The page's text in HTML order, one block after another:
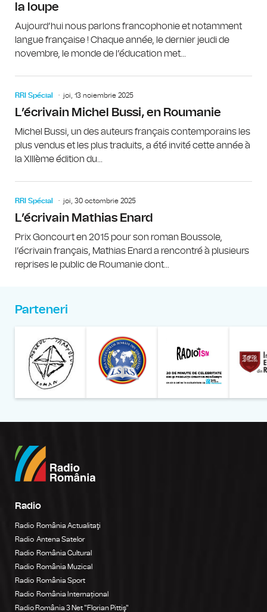
la loupe
Aujourd’hui nous parlons francophonie et notamment
langue française ! Chaque année, le dernier jeudi de
novembre, le monde de l’éducation met...
RRI Spécial joi, 13 noiembrie 2025
L’écrivain Michel Bussi, en Roumanie
Michel Bussi, un des auteurs français contemporains les
plus vendus et les plus traduits, a été invité cette année à
la XIIIème édition du...
RRI Spécial joi, 30 octombrie 2025
L’écrivain Mathias Enard
Prix Goncourt en 2015 pour son roman Boussole,
l’écrivain français, Mathias Enard a rencontré à plusieurs
reprises le public de Roumanie dont...
Parteneri
Radio
Radio România Actualitaţi
Radio Antena Satelor
Radio România Cultural
Radio România Muzical
Radio România Sport
Radio România Internațional
Radio România 3 Net "Florian Pittiş"